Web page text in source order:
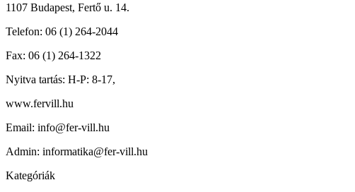
1107 Budapest, Fertő u. 14.
Telefon: 06 (1) 264-2044
Fax: 06 (1) 264-1322
Nyitva tartás: H-P: 8-17,
www.fervill.hu
Email: info@fer-vill.hu
Admin: informatika@fer-vill.hu
Kategóriák